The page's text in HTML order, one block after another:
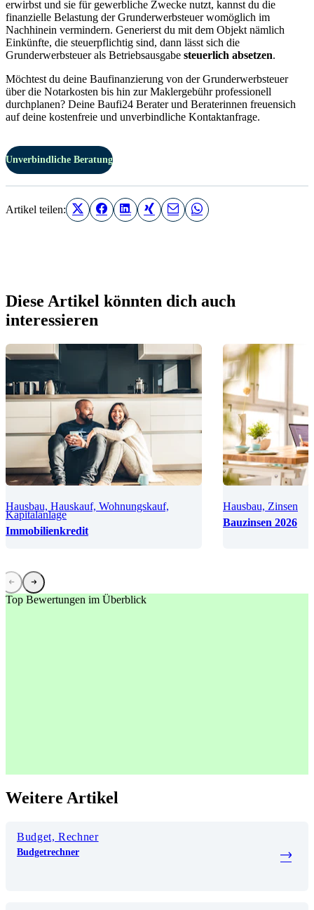
erwirbst und sie für gewerbliche Zwecke nutzt, kannst du die
finanzielle Belastung der Grunderwerbsteuer womöglich im
Nachhinein vermindern. Generierst du mit dem Objekt nämlich
Einkünfte, die steuerpflichtig sind, dann lässt sich die
Grunderwerbsteuer als Betriebsausgabe steuerlich absetzen.
Möchtest du deine Baufinanzierung von der Grunderwerbsteuer
über die Notarkosten bis hin zur Maklergebühr professionell
durchplanen? Deine Baufi24 Berater und Beraterinnen freuensich
auf deine kostenfreie und unverbindliche Kontaktanfrage.
Unverbindliche Beratung
Artikel teilen:
Diese Artikel könnten dich auch
interessieren
Hausbau, Hauskauf, Wohnungskauf,
Kapitalanlage
Immobilienkredit
Hausbau, Zinsen
Bauzinsen 2026
Top Bewertungen im Überblick
Weitere Artikel
Budget, Rechner
Budgetrechner